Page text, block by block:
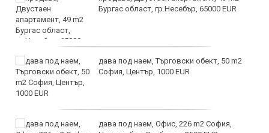
Бургас област, гр.Несебър, 65000 EUR
дава под наем, Търговски обект, 50 m2
София, Център, 1000 EUR
дава под наем, Офис, 226 m2 София,